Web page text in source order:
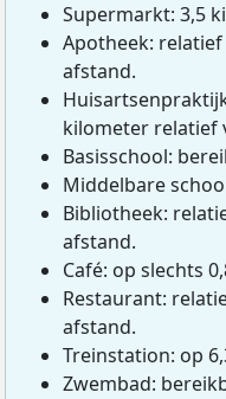
Supermarkt: 3,5
Apotheek:
afstand.
kilometer relatief
Basisschool:
Middelbare
Bibliotheek:
afstand.
Café: op slechts
Restaurant:
afstand.
Treinstation: op
Zwembad: